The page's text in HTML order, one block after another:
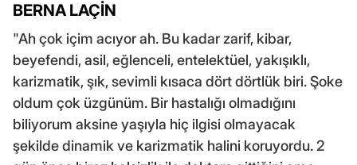
BERNA LAÇİN
"Ah çok içim acıyor ah. Bu kadar zarif, kibar,
beyefendi, asil, eğlenceli, entelektüel, yakışıklı,
karizmatik, şık, sevimli kısaca dört dörtlük biri. Şoke
oldum çok üzgünüm. Bir hastalığı olmadığını
biliyorum aksine yaşıyla hiç ilgisi olmayacak
şekilde dinamik ve karizmatik halini koruyordu. 2